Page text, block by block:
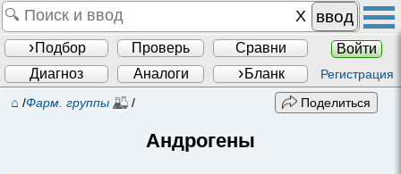
ввод
Подбор Проверь Сравни
Войти
Диагноз
Аналоги Бланк Регистрация
⌂ /Фарм. группы / Поделиться
Андрогены